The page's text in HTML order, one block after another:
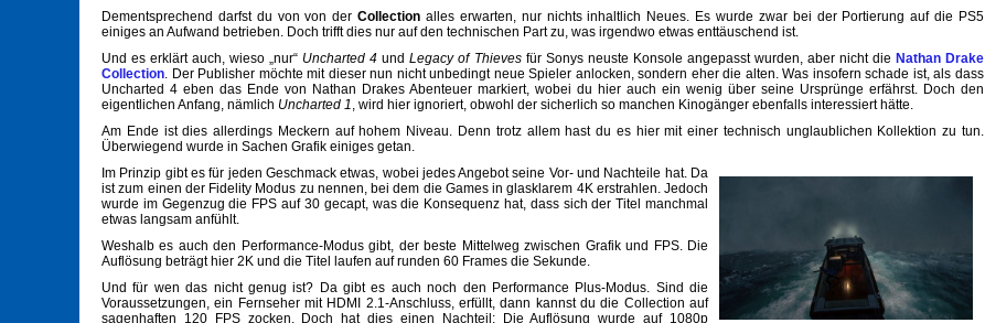
Dementsprechend darfst du von von derCollectionalles erwarten, nur nichts inhaltlich Neues. Es wurde zwar bei der Portierung auf die PS5
einiges an Aufwand betrieben. Doch trifft dies nur auf den technischen Part zu, was irgendwo etwas enttäuschend ist.
Und es erklärt auch, wieso „nur“ Uncharted 4 undLegacy of Thieves für Sonys neuste Konsole angepasst wurden, aber nicht die Nathan Drake
Collection. Der Publisher möchte mit dieser nun nicht unbedingt neue Spieler anlocken, sondern eher die alten. Was insofern schade ist, als dass
Uncharted 4 eben das Ende von Nathan Drakes Abenteuer markiert, wobei du hier auch ein wenig über seine Ursprünge erfährst. Doch den
eigentlichen Anfang, nämlich Uncharted 1, wird hier ignoriert, obwohl der sicherlich so manchen Kinogänger ebenfalls interessiert hätte.
Am Ende ist dies allerdings Meckern auf hohem Niveau. Denn trotz allem hast du es hier mit einer technisch unglaublichen Kollektion zu tun.
Überwiegend wurde in Sachen Grafik einiges getan.
Im Prinzip gibt es für jeden Geschmack etwas, wobei jedes Angebot seine Vor- und Nachteile hat. Da
ist zum einen der Fidelity Modus zu nennen, bei dem die Games in glasklarem 4K erstrahlen. Jedoch
wurde im Gegenzug die FPS auf 30 gecapt, was die Konsequenz hat, dass sich der Titel manchmal
etwas langsam anfühlt.
Weshalb es auch den Performance-Modus gibt, der beste Mittelweg zwischen Grafik und FPS. Die
Auflösung beträgt hier 2K und die Titel laufen auf runden 60 Frames die Sekunde.
Und für wen das nicht genug ist? Da gibt es auch noch den Performance Plus-Modus. Sind die
Voraussetzungen, ein Fernseher mit HDMI 2.1-Anschluss, erfüllt, dann kannst du die Collection auf
sagenhaften 120 FPS zocken. Doch hat dies einen Nachteil: Die Auflösung wurde auf 1080p